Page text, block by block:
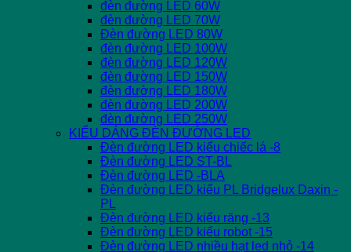
đèn đường LED 60W
đèn đường LED 70W
Đèn đường LED 80W
đèn đường LED 100W
đèn đường LED 120W
đèn đường LED 150W
đèn đường LED 180W
đèn đường LED 200W
đèn đường LED 250W
KIỂU DÁNG ĐÈN ĐƯỜNG LED
Đèn đường LED kiểu chiếc lá -8
Đèn đường LED ST-BL
Đèn đường LED -BLA
Đèn đường LED kiểu PL Bridgelux Daxin -
PL
Đèn đường LED kiểu răng -13
Đèn đường LED kiểu robot -15
Đèn đường LED nhiều hạt led nhỏ -14